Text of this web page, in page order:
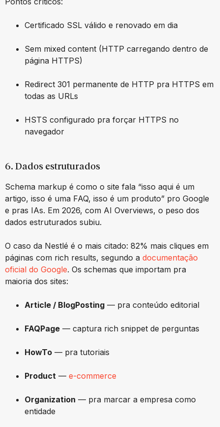
Certificado SSL válido e renovado em dia
Sem mixed content (HTTP carregando dentro de
página HTTPS)
Redirect 301 permanente de HTTP pra HTTPS em
todas as URLs
HSTS configurado pra forçar HTTPS no
navegador
6. Dados estruturados
Schema markup é como o site fala “isso aqui é um
artigo, isso é uma FAQ, isso é um produto” pro Google
e pras IAs. Em 2026, com AI Overviews, o peso dos
dados estruturados subiu.
O caso da Nestlé é o mais citado: 82% mais cliques em
páginas com rich results, segundo a documentação
oficial do Google. Os schemas que importam pra
maioria dos sites:
Article / BlogPosting — pra conteúdo editorial
FAQPage — captura rich snippet de perguntas
HowTo — pra tutoriais
Product — e-commerce
Organization — pra marcar a empresa como
entidade